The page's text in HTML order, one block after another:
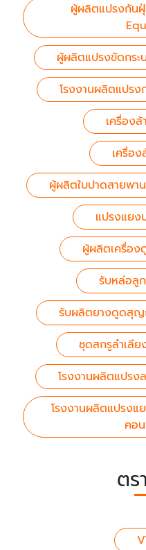
ผู้ผลิตแปรงกัน
ผู้ผลิตแปรงขัดกร
โรงงานผลิตแปร
เครื่อง
เครื่อ
ผู้ผลิตใบปาดสายพ
แปรงแยง
ผู้ผลิตเครื่อ
รับหล่อลู
รับผลิตยางดูดสุ
ชุดสกรูลำเลี
โรงงานผลิตแปรง
โรงงานผลิตแปรง
คอ
ตร